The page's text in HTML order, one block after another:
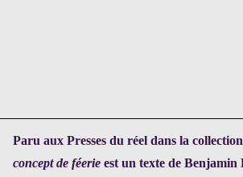
Paru aux Presses du réel dans la
concept de féerie est un texte de Benjamin